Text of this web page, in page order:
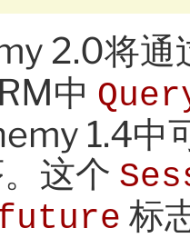
2.0将通
中
1.4中
这个
标